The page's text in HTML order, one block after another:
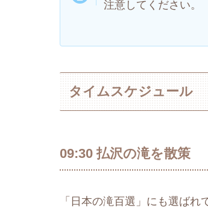
注意してください。
タイムスケジュール
09:30 払沢の滝を散策
「日本の滝百選」にも選ばれ